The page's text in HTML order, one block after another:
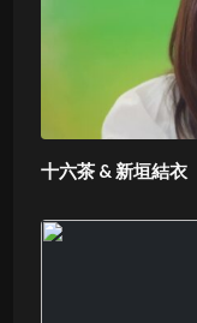
十六茶 & 新垣結衣